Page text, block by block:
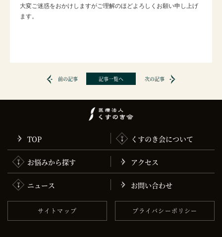
大変ご迷惑をおかけしますがご理解のほどよろしくお願い申し上げ
ます。
前の記事 記事一覧へ 次の記事
TOP くすのき会について
お悩みから探す アクセス
ニュース お問い合わせ
サイトマップ プライバシーポリシー